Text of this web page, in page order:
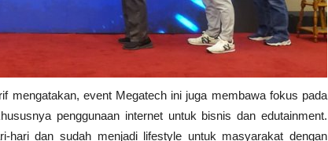
mengatakan, event Megatech ini juga membawa fokus pada
penggunaan internet untuk bisnis dan edutainment.
hari dan sudah menjadi lifestyle untuk masyarakat dengan